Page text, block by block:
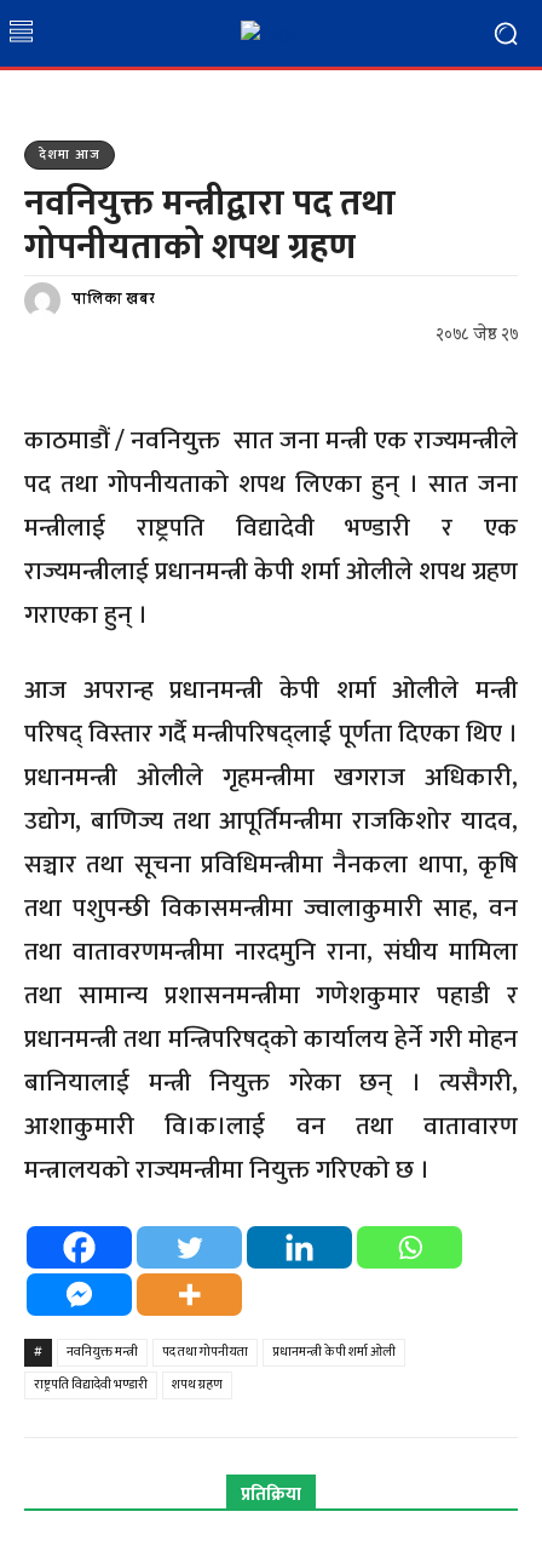
देशमा आज
नवनियुक्त मन्त्रीद्वारा पद तथा
गोपनीयताको शपथ ग्रहण
पालिका खबर
२०७८ जेष्ठ २७
काठमाडौं / नवनियुक्त सात जना मन्त्री एक राज्यमन्त्रीले
पद तथा गोपनीयताको शपथ लिएका हुन् । सात जना
मन्त्रीलाई राष्ट्रपति विद्यादेवी भण्डारी र एक
राज्यमन्त्रीलाई प्रधानमन्त्री केपी शर्मा ओलीले शपथ ग्रहण
गराएका हुन् ।
आज अपरान्ह प्रधानमन्त्री केपी शर्मा ओलीले मन्त्री
परिषद् विस्तार गर्दै मन्त्रीपरिषद्लाई पूर्णता दिएका थिए ।
प्रधानमन्त्री ओलीले गृहमन्त्रीमा खगराज अधिकारी,
उद्योग, बाणिज्य तथा आपूर्तिमन्त्रीमा राजकिशोर यादव,
सञ्चार तथा सूचना प्रविधिमन्त्रीमा नैनकला थापा, कृषि
तथा पशुपन्छी विकासमन्त्रीमा ज्वालाकुमारी साह, वन
तथा वातावरणमन्त्रीमा नारदमुनि राना, संघीय मामिला
तथा सामान्य प्रशासनमन्त्रीमा गणेशकुमार पहाडी र
प्रधानमन्त्री तथा मन्त्रिपरिषद्को कार्यालय हेर्ने गरी मोहन
बानियालाई मन्त्री नियुक्त गरेका छन् । त्यसैगरी,
आशाकुमारी वि।क।लाई वन तथा वातावारण
मन्त्रालयको राज्यमन्त्रीमा नियुक्त गरिएको छ ।
# नवनियुक्त मन्त्री पद तथा गोपनीयता
प्रधानमन्त्री केपी शर्मा ओली
राष्ट्रपति विद्यादेवी भण्डारी
शपथ ग्रहण
प्रतिक्रिया